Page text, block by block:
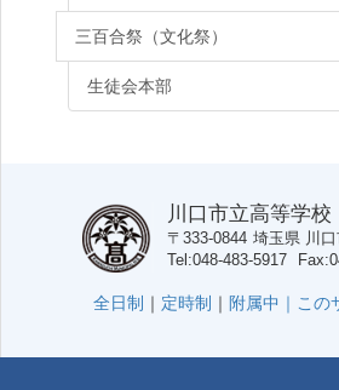
三百合祭（文化祭）
生徒会本部
川口市立高等学校
〒333-0844 埼玉県 川
Tel 048-483-5917 Fax
全日制 ｜ 定時制 ｜ 附属中｜ この